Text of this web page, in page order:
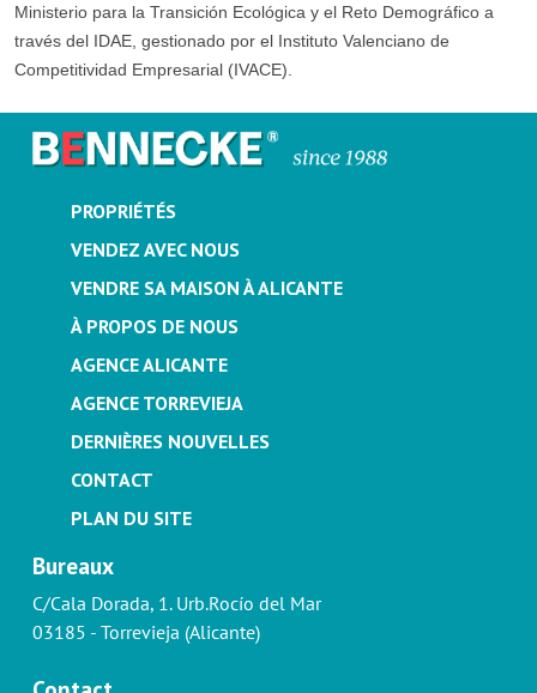
Ministerio para la Transición Ecológica y el Reto Demográfico a
través del IDAE, gestionado por el Instituto Valenciano de
Competitividad Empresarial (IVACE).
PROPRIÉTÉS
VENDEZ AVEC NOUS
VENDRE SA MAISON À ALICANTE
À PROPOS DE NOUS
AGENCE ALICANTE
AGENCE TORREVIEJA
DERNIÈRES NOUVELLES
CONTACT
PLAN DU SITE
Bureaux
C/Cala Dorada, 1. Urb.Rocío del Mar
03185 - Torrevieja (Alicante)